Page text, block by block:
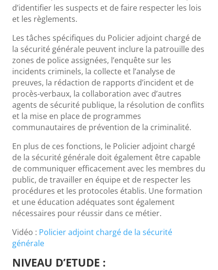
d’identifier les suspects et de faire respecter les lois
et les règlements.
Les tâches spécifiques du Policier adjoint chargé de
la sécurité générale peuvent inclure la patrouille des
zones de police assignées, l’enquête sur les
incidents criminels, la collecte et l’analyse de
preuves, la rédaction de rapports d’incident et de
procès-verbaux, la collaboration avec d’autres
agents de sécurité publique, la résolution de conflits
et la mise en place de programmes
communautaires de prévention de la criminalité.
En plus de ces fonctions, le Policier adjoint chargé
de la sécurité générale doit également être capable
de communiquer efficacement avec les membres du
public, de travailler en équipe et de respecter les
procédures et les protocoles établis. Une formation
et une éducation adéquates sont également
nécessaires pour réussir dans ce métier.
Vidéo : Policier adjoint chargé de la sécurité
générale
NIVEAU D’ETUDE :